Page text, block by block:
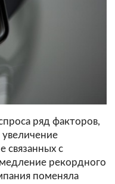
ряд факторов,
связанных с
рекордного
поменяла